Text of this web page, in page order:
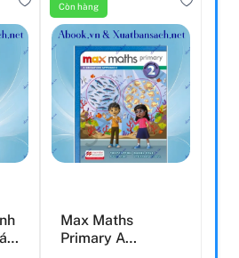
Còn hàng
Max Maths
Primary A